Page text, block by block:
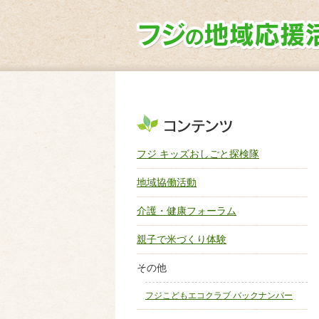
フジ キッズおしごと探検隊
地域協働活動
介護・健康フォーラム
親子で米づくり体験
その他
フジこどもエコクラブ バックナンバー